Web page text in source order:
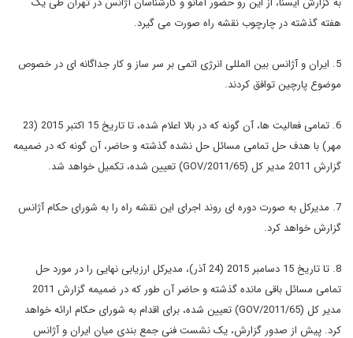
هفته گذشته در چارچوب نقشه راه صورت می گیرد.
5. ایران و آژانس بین المللی انرژی اتمی بر سر ساز و کار جداگانه ای در خصوص
موضوع پارچین توافق کردند.
6. تمامی فعالیت ها، آن گونه که در بالا اعلام شده، تا تاریخ 15 اکتبر 2015 (23
مهر) با هدف حل تمامی مسائل حل نشده گذشته و حاضر، آن گونه که در ضمیمه
گزارش 2011 مدیر کل (GOV/2011/65) تعیین شده، تکمیل خواهد شد.
7. مدیرکل به صورت دوره ای روند اجرای این نقشه راه را به شورای حکام آژانس
گزارش خواهد کرد.
8. تا تاریخ 15 دسامبر 2015 (24 آذر)، مدیرکل ارزیابی نهایی را در مورد حل
تمامی مسائل باقی مانده گذشته و حاضر آن طور که در ضمیمه گزارش 2011
مدیر کل (GOV/2011/65) تعیین شده، برای اقدام به شورای حکام ارائه خواهد
کرد. پیش از صدور گزارش، یک نشست فنی جمع بندی میان ایران و آژانس